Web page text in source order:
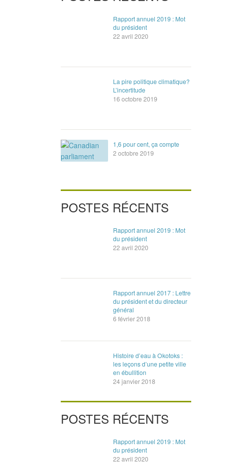
Rapport annuel 2019 : Mot
du président
22 avril 2020
La pire politique climatique?
L’incertitude
16 octobre 2019
1,6 pour cent, ça compte
2 octobre 2019
POSTES RÉCENTS
Rapport annuel 2019 : Mot
du président
22 avril 2020
Rapport annuel 2017 : Lettre
du président et du directeur
général
6 février 2018
Histoire d’eau à Okotoks :
les leçons d’une petite ville
en ébullition
24 janvier 2018
POSTES RÉCENTS
Rapport annuel 2019 : Mot
du président
22 avril 2020